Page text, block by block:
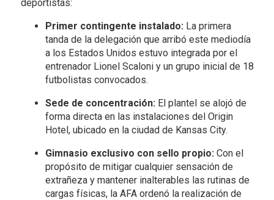
deportistas:
Primer contingente instalado: La primera
tanda de la delegación que arribó este mediodía
a los Estados Unidos estuvo integrada por el
entrenador Lionel Scaloni y un grupo inicial de 18
futbolistas convocados.
Sede de concentración: El plantel se alojó de
forma directa en las instalaciones del Origin
Hotel, ubicado en la ciudad de Kansas City.
Gimnasio exclusivo con sello propio: Con el
propósito de mitigar cualquier sensación de
extrañeza y mantener inalterables las rutinas de
cargas físicas, la AFA ordenó la realización de